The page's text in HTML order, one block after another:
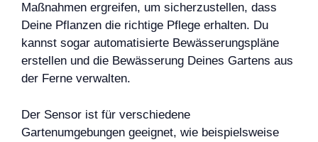
Maßnahmen ergreifen, um sicherzustellen, dass
Deine Pflanzen die richtige Pflege erhalten. Du
kannst sogar automatisierte Bewässerungspläne
erstellen und die Bewässerung Deines Gartens aus
der Ferne verwalten.
Der Sensor ist für verschiedene
Gartenumgebungen geeignet, wie beispielsweise